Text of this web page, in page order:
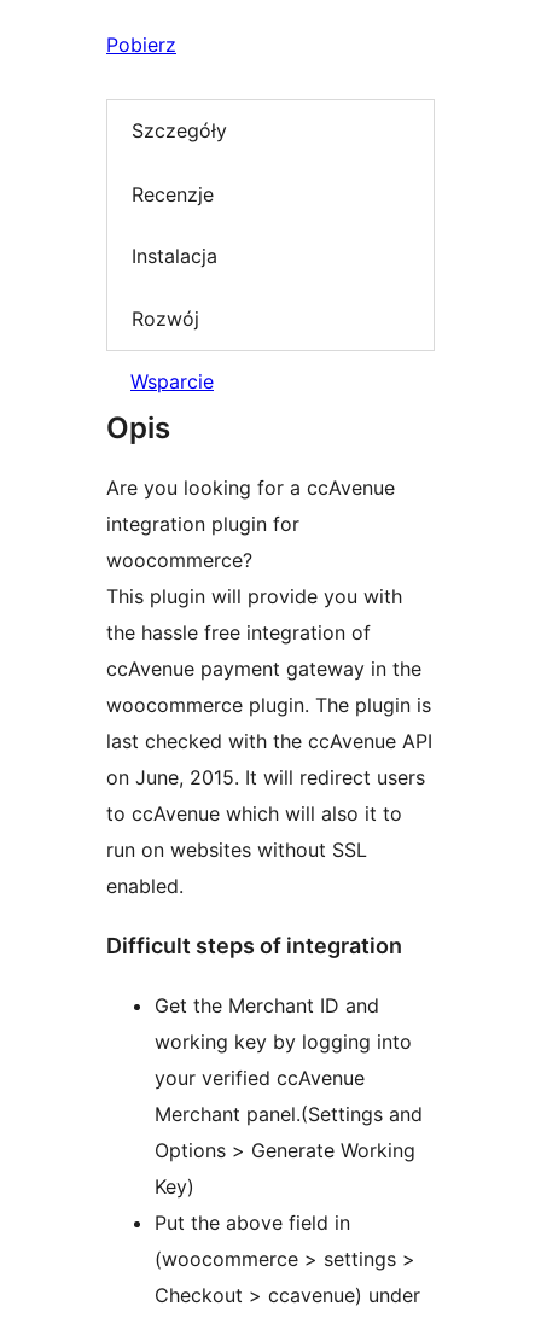
Pobierz
Szczegóły
Recenzje
Instalacja
Rozwój
Wsparcie
Opis
Are you looking for a ccAvenue
integration plugin for
woocommerce?
This plugin will provide you with
the hassle free integration of
ccAvenue payment gateway in the
woocommerce plugin. The plugin is
last checked with the ccAvenue API
on June, 2015. It will redirect users
to ccAvenue which will also it to
run on websites without SSL
enabled.
Difficult steps of integration
Get the Merchant ID and
working key by logging into
your verified ccAvenue
Merchant panel.(Settings and
Options > Generate Working
Key)
Put the above field in
(woocommerce > settings >
Checkout > ccavenue) under